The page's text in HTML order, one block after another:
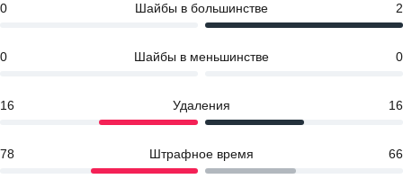
0 Шайбы в большинстве 2
0 Шайбы в меньшинстве 0
16 Удаления 16
78 Штрафное время 66